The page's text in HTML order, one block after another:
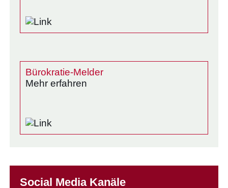
Bürokratie-Melder
Mehr erfahren
Social Media Kanäle